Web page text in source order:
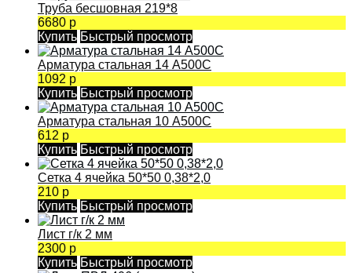
Труба бесшовная 219*8
6680 р
Купить Быстрый просмотр
Арматура стальная 14 А500С
1092 р
Купить Быстрый просмотр
Арматура стальная 10 А500С
612 р
Купить Быстрый просмотр
Сетка 4 ячейка 50*50 0,38*2,0
210 р
Купить Быстрый просмотр
Лист г/к 2 мм
2300 р
Купить Быстрый просмотр